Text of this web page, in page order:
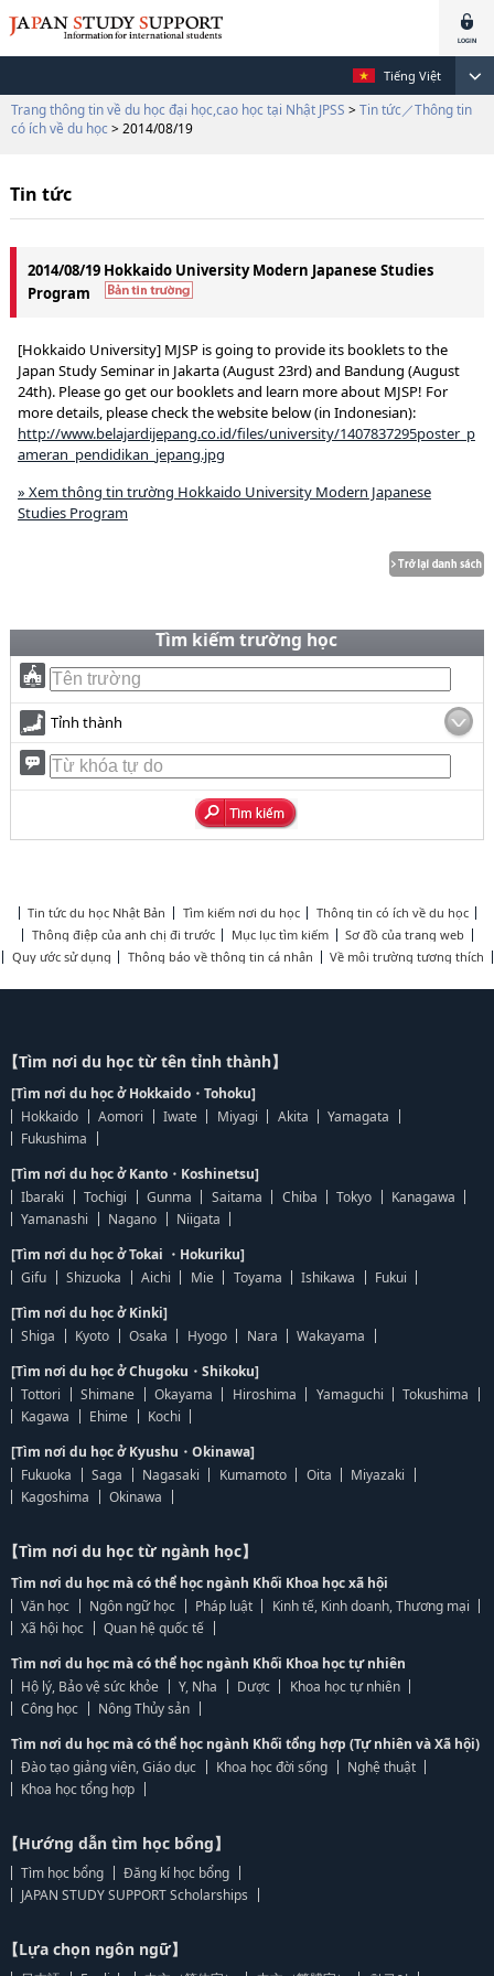
Tiếng Việt
Trang thông tin về du học đại học,cao học tại Nhật JPSS > Tin tức／Thông tin
có ích về du học > 2014/08/19
Tin tức
2014/08/19 Hokkaido University Modern Japanese Studies
Program
[Hokkaido University] MJSP is going to provide its booklets to the
Japan Study Seminar in Jakarta (August 23rd) and Bandung (August
24th). Please go get our booklets and learn more about MJSP! For
more details, please check the website below (in Indonesian):
http://www.belajardijepang.co.id/files/university/1407837295poster_p
ameran_pendidikan_jepang.jpg
» Xem thông tin trường Hokkaido University Modern Japanese
Studies Program
Tìm kiếm trường học
Tỉnh thành
Tin tức du học Nhật Bản Tìm kiếm nơi du học
Thông tin có ích về du học
Thông điệp của anh chị đi trước
Mục lục tìm kiếm
Sơ đồ của trang web
Quy ước sử dụng
Thông báo về thông tin cá nhân Về môi trường tương thích
【Tìm nơi du học từ tên tỉnh thành】
[Tìm nơi du học ở Hokkaido・Tohoku]
Hokkaido
Aomori Iwate Miyagi Akita
Yamagata
Fukushima
[Tìm nơi du học ở Kanto・Koshinetsu]
Ibaraki
Tochigi Gunma Saitama Chiba Tokyo
Kanagawa
Yamanashi
Nagano
Niigata
[Tìm nơi du học ở Tokai ・Hokuriku]
Gifu
Shizuoka Aichi Mie Toyama Ishikawa
Fukui
[Tìm nơi du học ở Kinki]
Shiga
Kyoto Osaka Hyogo Nara
Wakayama
[Tìm nơi du học ở Chugoku・Shikoku]
Tottori
Shimane Okayama Hiroshima Yamaguchi
Tokushima
Kagawa
Ehime
Kochi
[Tìm nơi du học ở Kyushu・Okinawa]
Fukuoka
Saga Nagasaki Kumamoto Oita
Miyazaki
Kagoshima
Okinawa
【Tìm nơi du học từ ngành học】
Tìm nơi du học mà có thể học ngành Khối Khoa học xã hội
Văn học
Ngôn ngữ học Pháp luật
Kinh tế, Kinh doanh, Thương mại
Xã hội học
Quan hệ quốc tế
Tìm nơi du học mà có thể học ngành Khối Khoa học tự nhiên
Hộ lý, Bảo vệ sức khỏe
Y, Nha Dược
Khoa học tự nhiên
Công học
Nông Thủy sản
Tìm nơi du học mà có thể học ngành Khối tổng hợp (Tự nhiên và Xã hội)
Đào tạo giảng viên, Giáo dục
Khoa học đời sống
Nghệ thuật
Khoa học tổng hợp
【Hướng dẫn tìm học bổng】
Tìm học bổng
Đăng kí học bổng
JAPAN STUDY SUPPORT Scholarships
【Lựa chọn ngôn ngữ】